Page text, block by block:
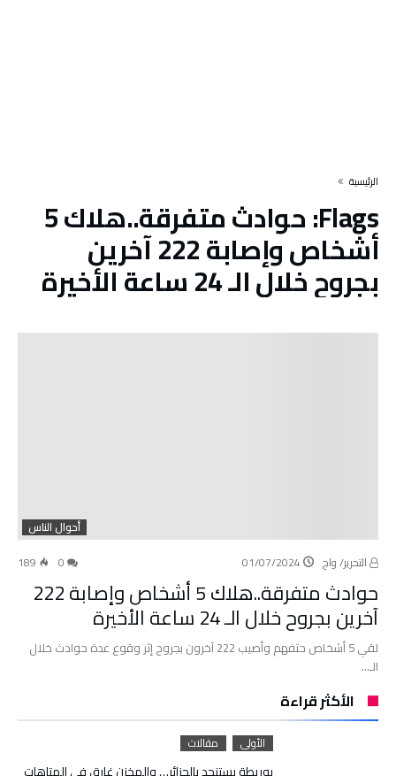
‫الرئيسية‬
Flags: حوادث متفرقة..هلاك 5
أشخاص وإصابة 222 آخرين
بجروح خلال الـ 24 ساعة الأخيرة
أحوال الناس
التحرير/ واج
01/07/2024
189
حوادث متفرقة..هلاك 5 أشخاص وإصابة 222
آخرين بجروح خلال الـ 24 ساعة الأخيرة
لقي 5 أشخاص حتفهم وأصيب 222 آخرون بجروح إثر وقوع عدة حوادث خلال
الـ…
الأكثر قراءة
الأولى مقالات
بوريطة يستنجد بالجزائر… والمخزن غارق في المتاهات